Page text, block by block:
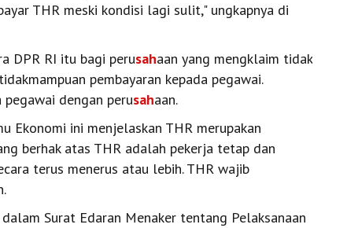
THR meski kondisi lagi sulit," ungkapnya di
DPR RI itu bagi perusahaan yang mengklaim tidak
pembayaran kepada pegawai.
pegawai dengan perusahaan.
Ekonomi ini menjelaskan THR merupakan
berhak atas THR adalah pekerja tetap dan
terus menerus atau lebih. THR wajib
Surat Edaran Menaker tentang Pelaksanaan